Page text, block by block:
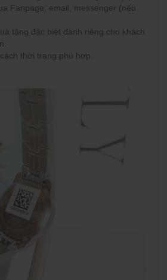
Fanpage, email, messenger (nếu
tặng đặc biệt dành riêng cho khách
thời trang phù hợp.